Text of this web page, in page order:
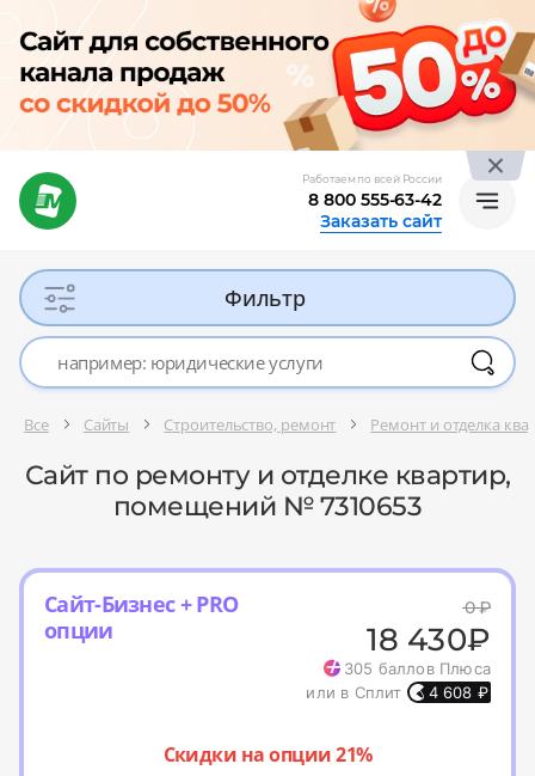
Работаем по всей России
8 800 555-63-42
Заказать сайт
Фильтр
Все Сайты Строительство, ремонт Ремонт и отделка
Сайт по ремонту и отделке квартир,
помещений № 7310653
Сайт-Бизнес + PRO
опции
0₽
18 430₽
305 баллов Плюса
или в Сплит
4 608 ₽
Скидки на опции 21%